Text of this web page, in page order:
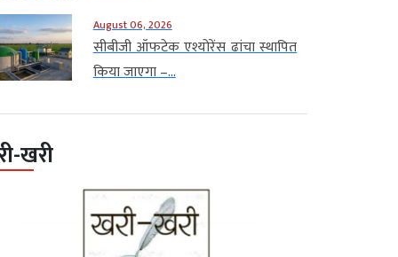
August 06, 2026
सीबीजी ऑफटेक एश्योरेंस ढांचा स्थापित
किया जाएगा –...
खरी